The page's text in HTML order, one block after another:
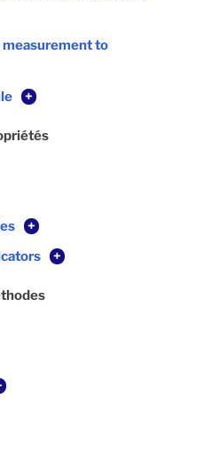
measurement to
+
+
+